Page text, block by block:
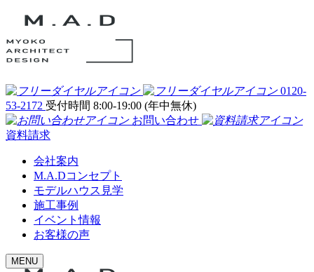
0120-
53-2172 受付時間 8:00-19:00 (年中無休)
お問い合わせ
資料請求
会社案内
M.A.Dコンセプト
モデルハウス見学
施工事例
イベント情報
お客様の声
MENU